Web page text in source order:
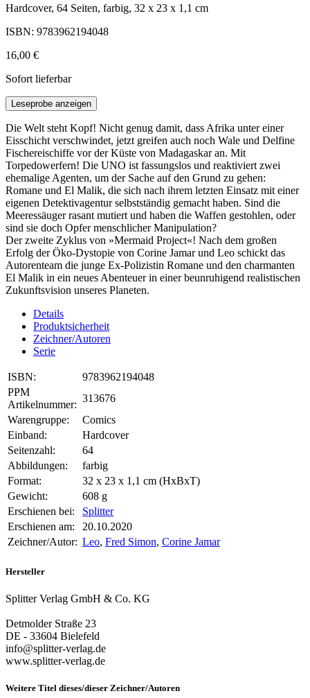
Hardcover, 64 Seiten, farbig, 32 x 23 x 1,1 cm
ISBN: 9783962194048
16,00 €
Sofort lieferbar
Leseprobe anzeigen
Die Welt steht Kopf! Nicht genug damit, dass Afrika unter einer
Eisschicht verschwindet, jetzt greifen auch noch Wale und Delfine
Fischereischiffe vor der Küste von Madagaskar an. Mit
Torpedowerfern! Die UNO ist fassungslos und reaktiviert zwei
ehemalige Agenten, um der Sache auf den Grund zu gehen:
Romane und El Malik, die sich nach ihrem letzten Einsatz mit einer
eigenen Detektivagentur selbstständig gemacht haben. Sind die
Meeressäuger rasant mutiert und haben die Waffen gestohlen, oder
sind sie doch Opfer menschlicher Manipulation?
Der zweite Zyklus von »Mermaid Project«! Nach dem großen
Erfolg der Öko-Dystopie von Corine Jamar und Leo schickt das
Autorenteam die junge Ex-Polizistin Romane und den charmanten
El Malik in ein neues Abenteuer in einer beunruhigend realistischen
Zukunftsvision unseres Planeten.
Details
Produktsicherheit
Zeichner/Autoren
Serie
ISBN:
9783962194048
PPM
Artikelnummer:
313676
Warengruppe:
Comics
Einband:
Hardcover
Seitenzahl:
64
Abbildungen:
farbig
Format:
32 x 23 x 1,1 cm (HxBxT)
Gewicht:
608 g
Erschienen bei:
Splitter
Erschienen am:
20.10.2020
Zeichner/Autor: Leo, Fred Simon, Corine Jamar
Hersteller
Splitter Verlag GmbH & Co. KG
Detmolder Straße 23
DE - 33604 Bielefeld
info@splitter-verlag.de
www.splitter-verlag.de
Weitere Titel dieses/dieser Zeichner/Autoren